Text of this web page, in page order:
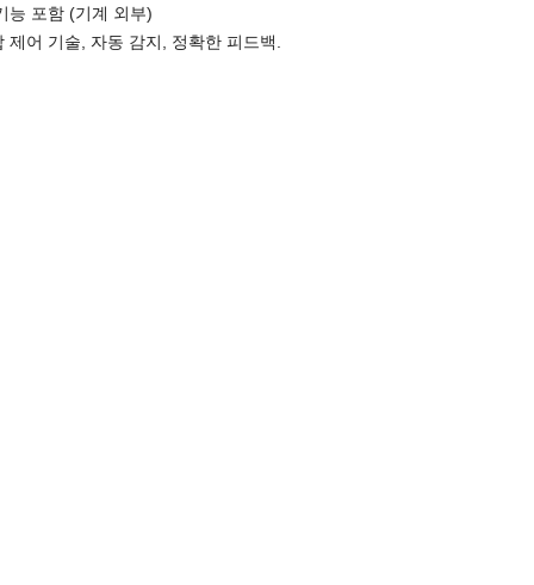
능 포함 (기계 외부)
제어 기술, 자동 감지, 정확한 피드백.